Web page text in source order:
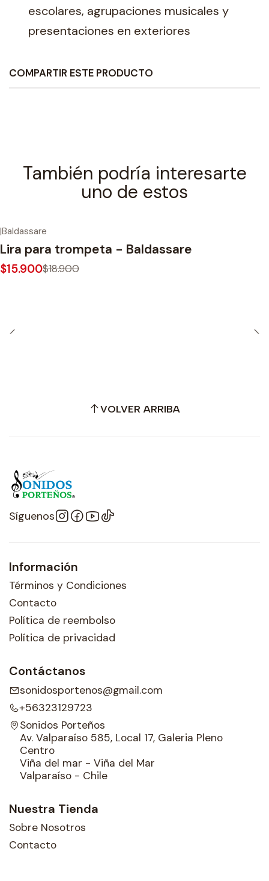
escolares, agrupaciones musicales y
presentaciones en exteriores
COMPARTIR ESTE PRODUCTO
También podría interesarte
uno de estos
|Baldassare
Lira para trompeta - Baldassare
$15.900$18.900
VOLVER ARRIBA
Síguenos
Información
Términos y Condiciones
Contacto
Política de reembolso
Política de privacidad
Contáctanos
sonidosportenos@gmail.com
+56323129723
Sonidos Porteños
Av. Valparaíso 585, Local 17, Galeria Pleno
Centro
Viña del mar - Viña del Mar
Valparaíso - Chile
Nuestra Tienda
Sobre Nosotros
Contacto